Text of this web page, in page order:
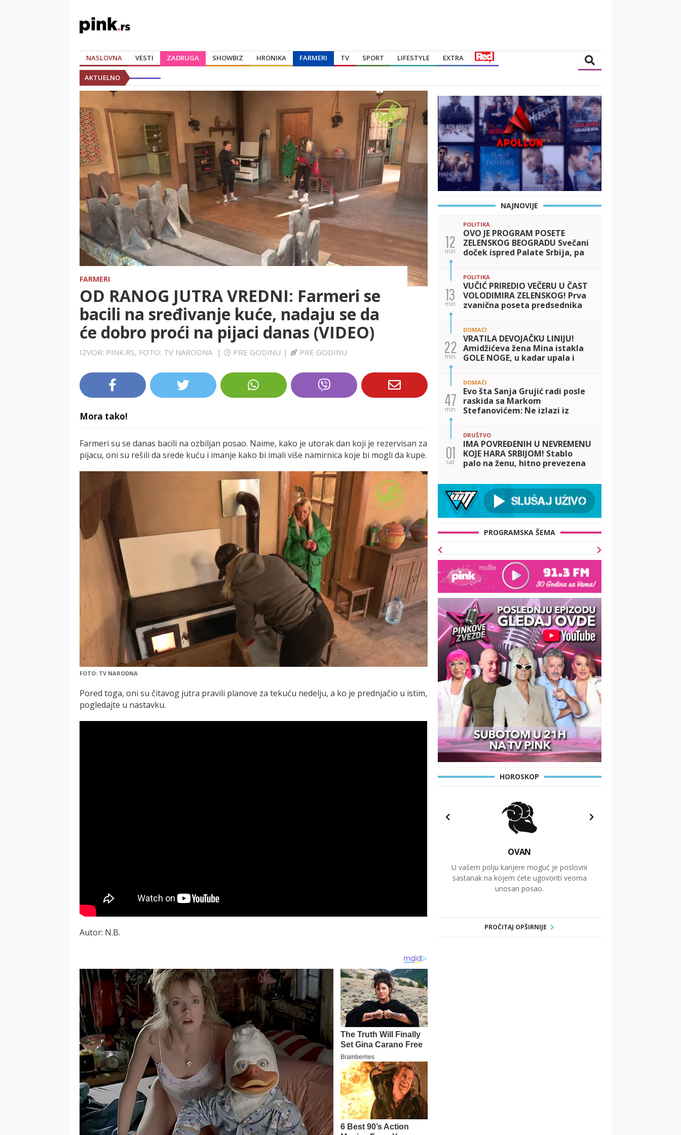
NASLOVNA VESTI ZADRUGA SHOWBIZ HRONIKA FARMERI TV SPORT LIFESTYLE EXTRA
AKTUELNO
FARMERI
OD RANOG JUTRA VREDNI: Farmeri se
bacili na sređivanje kuće, nadaju se da
će dobro proći na pijaci danas (VIDEO)
IZVOR: PINK.RS, FOTO: TV NARODNA | PRE GODINU | PRE GODINU
Mora tako!
Farmeri su se danas bacili na ozbiljan posao. Naime, kako je utorak dan koji je rezervisan za
pijacu, oni su rešili da srede kuću i imanje kako bi imali više namirnica koje bi mogli da kupe.
FOTO: TV NARODNA
Pored toga, oni su čitavog jutra pravili planove za tekuću nedelju, a ko je prednjačio u istim,
pogledajte u nastavku.
Autor: N.B.
NAJNOVIJE
12
min
POLITIKA
OVO JE PROGRAM POSETE
ZELENSKOG BEOGRADU Svečani
doček ispred Palate Srbija, pa
sporazuma
13
min
POLITIKA
VUČIĆ PRIREDIO VEČERU U ČAST
VOLODIMIRA ZELENSKOG! Prva
zvanična poseta predsednika
razgovarala o saradnji dve
zemlje
22
min
DOMAĆI
VRATILA DEVOJAČKU LINIJU!
Amidžićeva žena Mina istakla
GOLE NOGE, u kadar upala i
bikiniju... (FOTO)
47
min
DOMAĆI
Evo šta Sanja Grujić radi posle
raskida sa Markom
Stefanovićem: Ne izlazi iz
bolje nije izgledala! (FOTO)
01
sat
DRUŠTVO
IMA POVREĐENIH U NEVREMENU
KOJE HARA SRBIJOM! Stablo
palo na ženu, hitno prevezena
stabla, pogledajte STRAŠNE
PRIZORE
PROGRAMSKA ŠEMA
HOROSKOP
OVAN
U vašem polju karijere moguć je poslovni
sastanak na kojem ćete ugovoriti veoma
unosan posao.
PROČITAJ OPŠIRNIJE